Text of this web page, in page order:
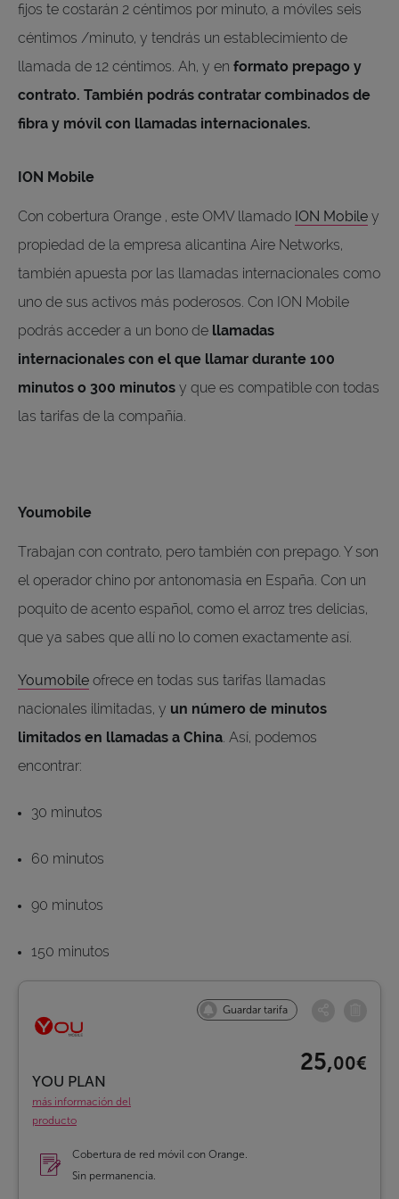
fijos te costarán 2 céntimos por minuto, a móviles seis
céntimos /minuto, y tendrás un establecimiento de
llamada de 12 céntimos. Ah, y en formato prepago y
contrato. También podrás contratar combinados de
fibra y móvil con llamadas internacionales.
ION Mobile
Con cobertura Orange , este OMV llamado ION Mobile y
propiedad de la empresa alicantina Aire Networks,
también apuesta por las llamadas internacionales como
uno de sus activos más poderosos. Con ION Mobile
podrás acceder a un bono de llamadas
internacionales con el que llamar durante 100
minutos o 300 minutos y que es compatible con todas
las tarifas de la compañía.
Youmobile
Trabajan con contrato, pero también con prepago. Y son
el operador chino por antonomasia en España. Con un
poquito de acento español, como el arroz tres delicias,
que ya sabes que allí no lo comen exactamente así.
Youmobile ofrece en todas sus tarifas llamadas
nacionales ilimitadas, y un número de minutos
limitados en llamadas a China . Así, podemos
encontrar:
30 minutos
60 minutos
90 minutos
150 minutos
Guardar tarifa
YOU PLAN
más información del
producto
25,00€
Cobertura de red móvil con Orange.
Sin permanencia.